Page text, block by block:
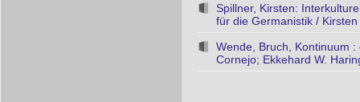
Spillner, Kirsten:
für die Germanistik /
Wende, Bruch, Kontinuum
Cornejo; Ekkehard W.